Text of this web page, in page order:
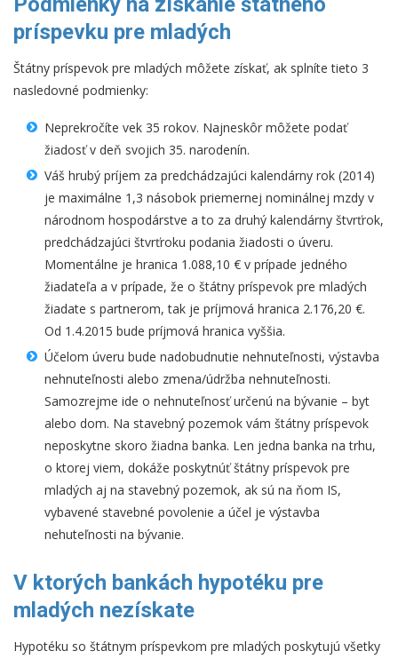
príspevku pre mladých
Štátny príspevok pre mladých môžete získať, ak splníte tieto 3
nasledovné podmienky:
Neprekročíte vek 35 rokov. Najneskôr môžete podať
žiadosť v deň svojich 35. narodenín.
Váš hrubý príjem za predchádzajúci kalendárny rok (2014)
je maximálne 1,3 násobok priemernej nominálnej mzdy v
národnom hospodárstve a to za druhý kalendárny štvrťrok,
predchádzajúci štvrťroku podania žiadosti o úveru.
Momentálne je hranica 1.088,10 € v prípade jedného
žiadateľa a v prípade, že o štátny príspevok pre mladých
žiadate s partnerom, tak je príjmová hranica 2.176,20 €.
Od 1.4.2015 bude príjmová hranica vyššia.
Účelom úveru bude nadobudnutie nehnuteľnosti, výstavba
nehnuteľnosti alebo zmena/údržba nehnuteľnosti.
Samozrejme ide o nehnuteľnosť určenú na bývanie – byt
alebo dom. Na stavebný pozemok vám štátny príspevok
neposkytne skoro žiadna banka. Len jedna banka na trhu,
o ktorej viem, dokáže poskytnúť štátny príspevok pre
mladých aj na stavebný pozemok, ak sú na ňom IS,
vybavené stavebné povolenie a účel je výstavba
nehuteľnosti na bývanie.
V ktorých bankách hypotéku pre
mladých nezískate
Hypotéku so štátnym príspevkom pre mladých poskytujú všetky